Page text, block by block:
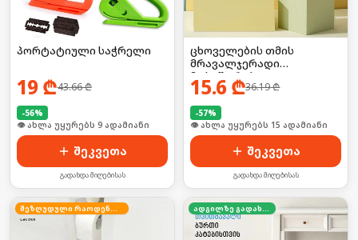
პორტატიული საჭრელი
19 ₾43.66₾
-56%
🛒 ბოლო 24სთ-ში იყიდა 14-მა
შეკვეთა
გადახდა მიღებისას
ცხოველების თმის
მრავალჯერადი
მოსაშორებელი
15.6 ₾36.19₾
-57%
🛒 ბოლო 24სთ-ში იყიდა 19-მა
შეკვეთა
გადახდა მიღებისას
შეზღუდული რაოდენობა ადგილზე გადახდა